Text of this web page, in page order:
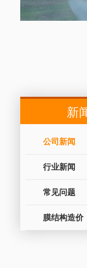
新
公司新闻
行业新闻
常见问题
膜结构造价